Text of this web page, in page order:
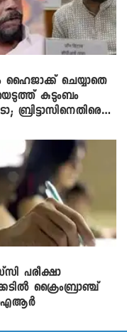
ഹൈജാക്ക് ചെയ്യാതെ
കുടുംബം
ബ്രിട്ടാസിനെതിരെ
പരീക്ഷാ
ക്രൈംബ്രാഞ്ച്